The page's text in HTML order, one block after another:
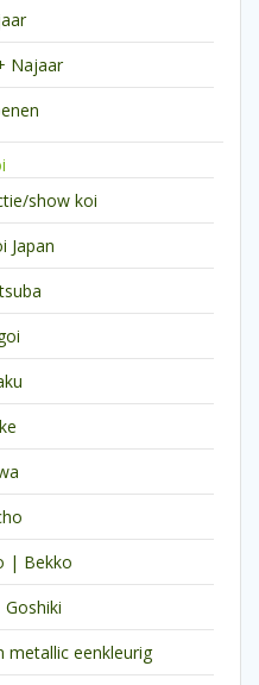
Najaar
show koi
Japan
| Bekko
eenkleurig